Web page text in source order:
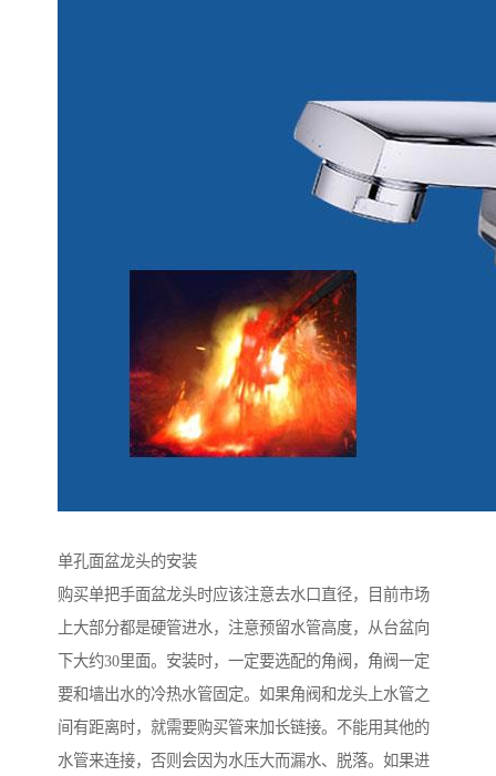
单孔面盆龙头的安装
购买单把手面盆龙头时应该注意去水口直径，目前市场
上大部分都是硬管进水，注意预留水管高度，从台盆向
下大约30里面。安装时，一定要选配的角阀，角阀一定
要和墙出水的冷热水管固定。如果角阀和龙头上水管之
间有距离时，就需要购买管来加长链接。不能用其他的
水管来连接，否则会因为水压大而漏水、脱落。如果进